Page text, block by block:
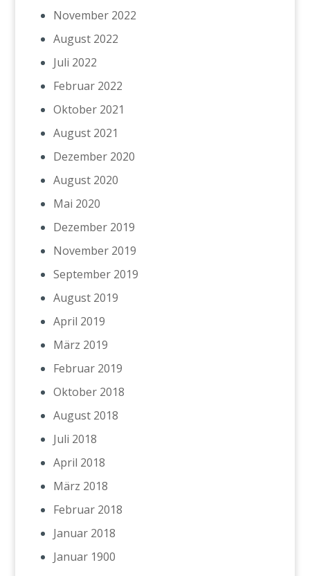
November 2022
August 2022
Juli 2022
Februar 2022
Oktober 2021
August 2021
Dezember 2020
August 2020
Mai 2020
Dezember 2019
November 2019
September 2019
August 2019
April 2019
März 2019
Februar 2019
Oktober 2018
August 2018
Juli 2018
April 2018
März 2018
Februar 2018
Januar 2018
Januar 1900